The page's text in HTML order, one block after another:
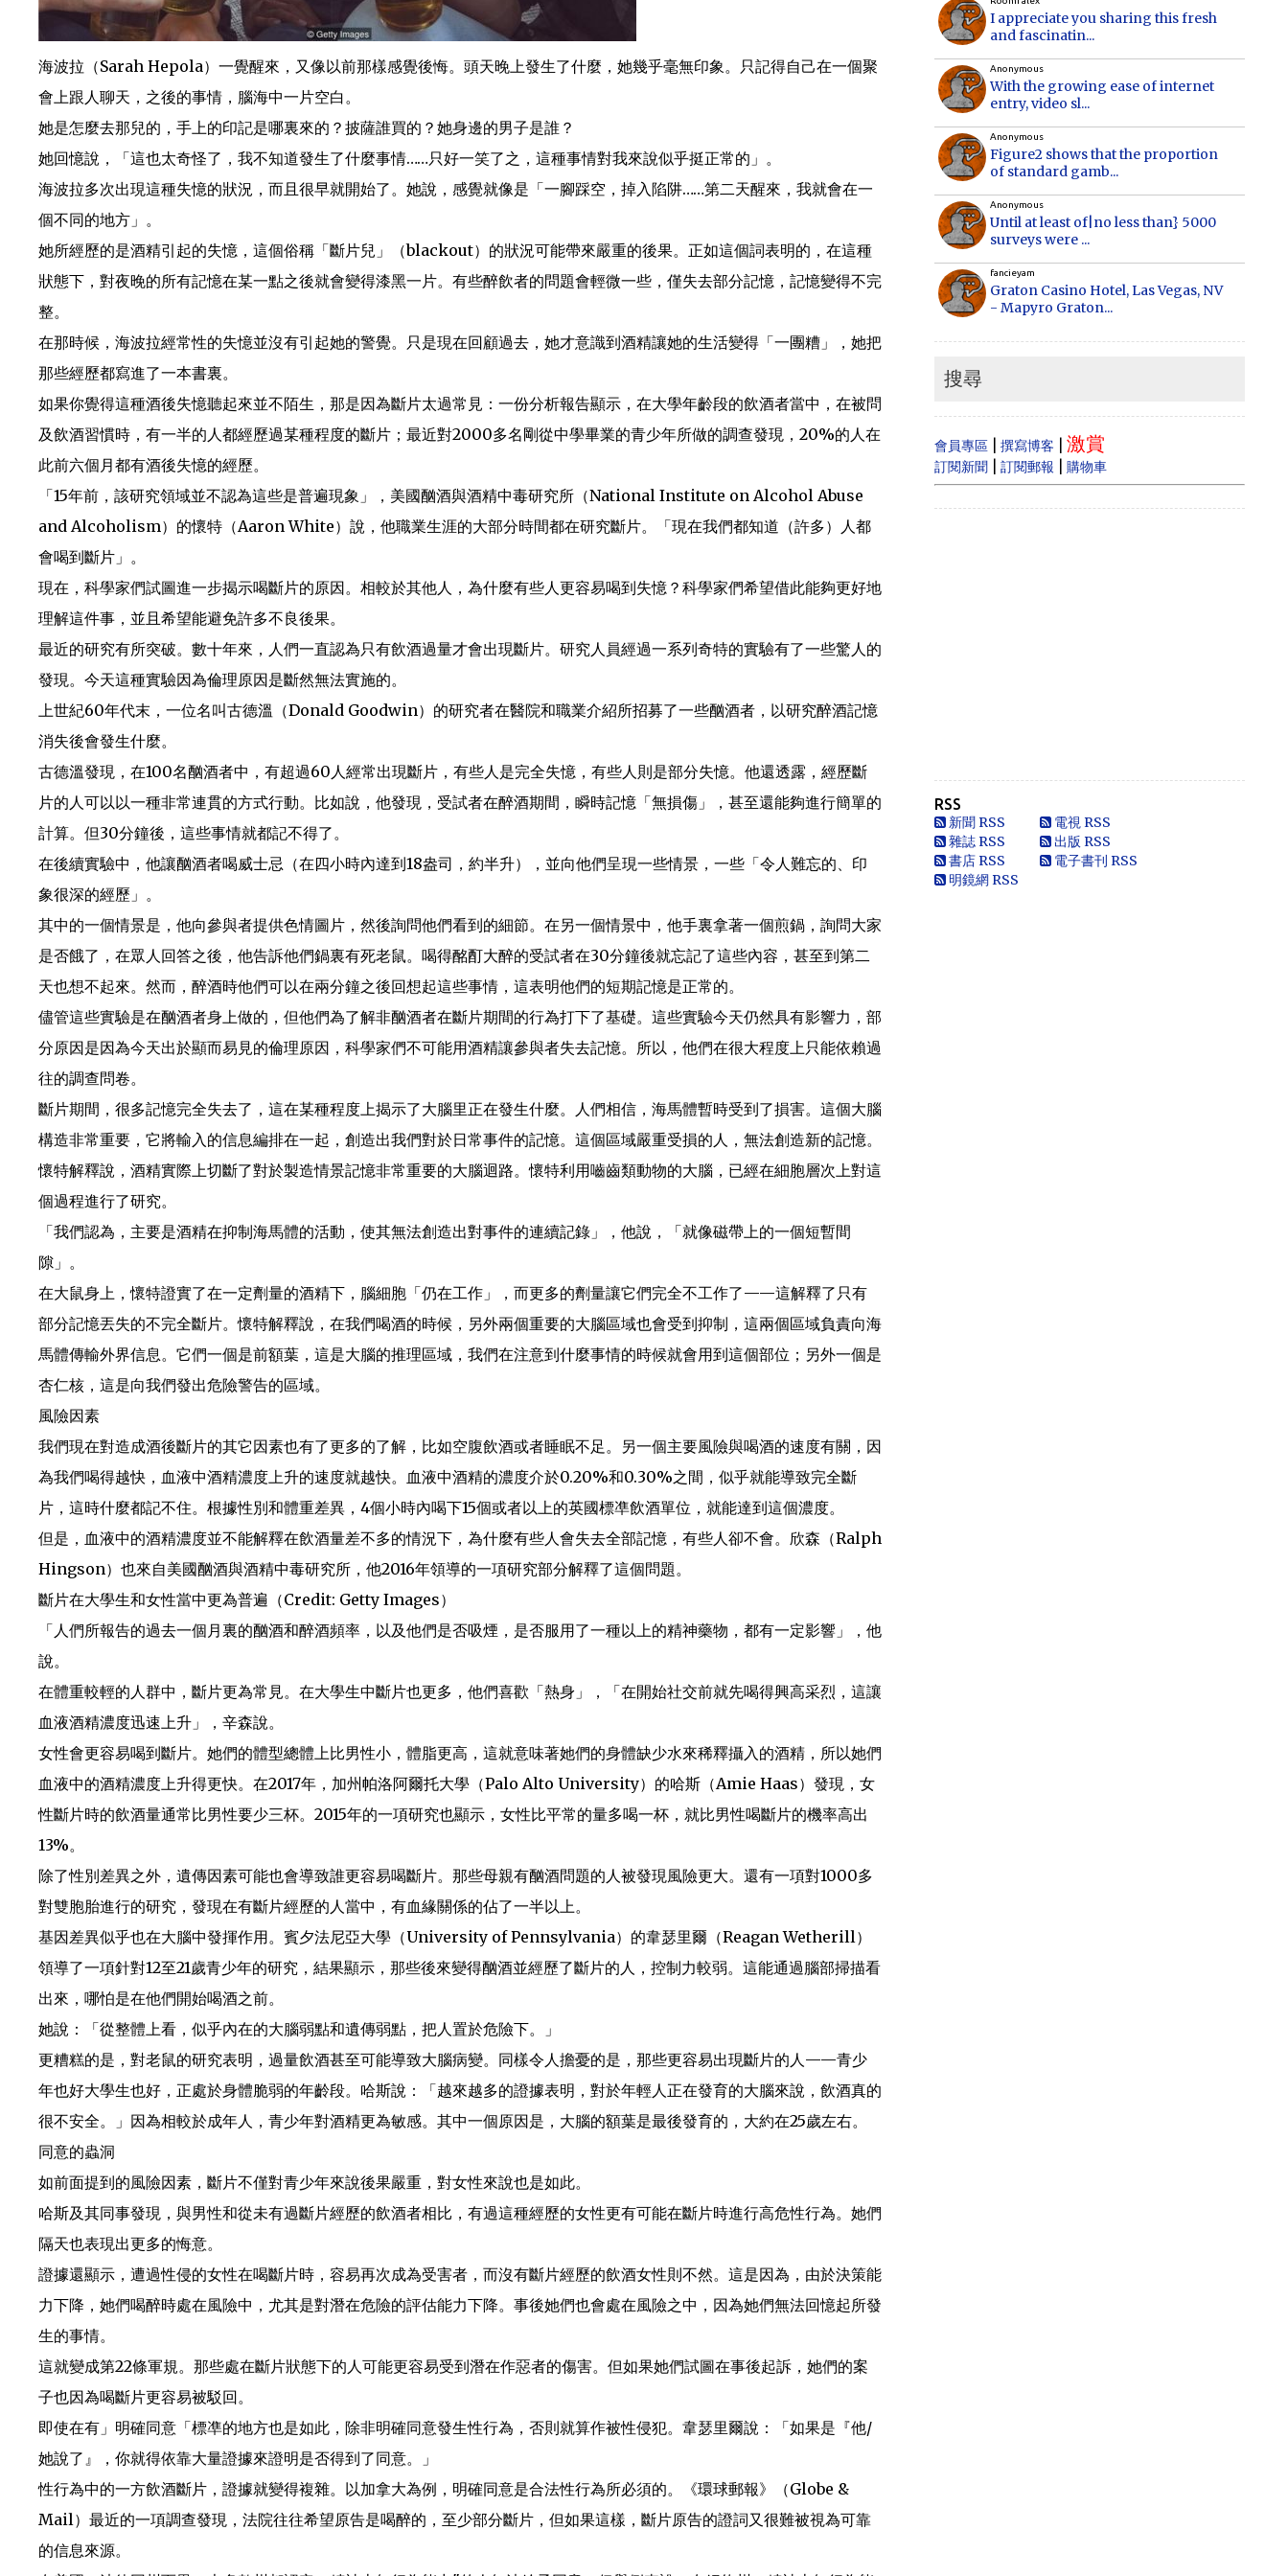
海波拉（Sarah Hepola）一覺醒來，又像以前那樣感覺後悔。頭天晚上發生了什麼，她幾乎毫無印象。只記得自己在一個聚
會上跟人聊天，之後的事情，腦海中一片空白。
她是怎麼去那兒的，手上的印記是哪裏來的？披薩誰買的？她身邊的男子是誰？
她回憶說，「這也太奇怪了，我不知道發生了什麼事情……只好一笑了之，這種事情對我來說似乎挺正常的」。
海波拉多次出現這種失憶的狀況，而且很早就開始了。她說，感覺就像是「一腳踩空，掉入陷阱……第二天醒來，我就會在一
個不同的地方」。
她所經歷的是酒精引起的失憶，這個俗稱「斷片兒」（blackout）的狀況可能帶來嚴重的後果。正如這個詞表明的，在這種
狀態下，對夜晚的所有記憶在某一點之後就會變得漆黑一片。有些醉飲者的問題會輕微一些，僅失去部分記憶，記憶變得不完
整。
在那時候，海波拉經常性的失憶並沒有引起她的警覺。只是現在回顧過去，她才意識到酒精讓她的生活變得「一團糟」，她把
那些經歷都寫進了一本書裏。
如果你覺得這種酒後失憶聽起來並不陌生，那是因為斷片太過常見：一份分析報告顯示，在大學年齡段的飲酒者當中，在被問
及飲酒習慣時，有一半的人都經歷過某種程度的斷片；最近對2000多名剛從中學畢業的青少年所做的調查發現，20%的人在
此前六個月都有酒後失憶的經歷。
「15年前，該研究領域並不認為這些是普遍現象」，美國酗酒與酒精中毒研究所（National Institute on Alcohol Abuse
and Alcoholism）的懷特（Aaron White）說，他職業生涯的大部分時間都在研究斷片。「現在我們都知道（許多）人都
會喝到斷片」。
現在，科學家們試圖進一步揭示喝斷片的原因。相較於其他人，為什麼有些人更容易喝到失憶？科學家們希望借此能夠更好地
理解這件事，並且希望能避免許多不良後果。
最近的研究有所突破。數十年來，人們一直認為只有飲酒過量才會出現斷片。研究人員經過一系列奇特的實驗有了一些驚人的
發現。今天這種實驗因為倫理原因是斷然無法實施的。
上世紀60年代末，一位名叫古德溫（Donald Goodwin）的研究者在醫院和職業介紹所招募了一些酗酒者，以研究醉酒記憶
消失後會發生什麼。
古德溫發現，在100名酗酒者中，有超過60人經常出現斷片，有些人是完全失憶，有些人則是部分失憶。他還透露，經歷斷
片的人可以以一種非常連貫的方式行動。比如說，他發現，受試者在醉酒期間，瞬時記憶「無損傷」，甚至還能夠進行簡單的
計算。但30分鐘後，這些事情就都記不得了。
在後續實驗中，他讓酗酒者喝威士忌（在四小時內達到18盎司，約半升），並向他們呈現一些情景，一些「令人難忘的、印
象很深的經歷」。
其中的一個情景是，他向參與者提供色情圖片，然後詢問他們看到的細節。在另一個情景中，他手裏拿著一個煎鍋，詢問大家
是否餓了，在眾人回答之後，他告訴他們鍋裏有死老鼠。喝得酩酊大醉的受試者在30分鐘後就忘記了這些內容，甚至到第二
天也想不起來。然而，醉酒時他們可以在兩分鐘之後回想起這些事情，這表明他們的短期記憶是正常的。
儘管這些實驗是在酗酒者身上做的，但他們為了解非酗酒者在斷片期間的行為打下了基礎。這些實驗今天仍然具有影響力，部
分原因是因為今天出於顯而易見的倫理原因，科學家們不可能用酒精讓參與者失去記憶。所以，他們在很大程度上只能依賴過
往的調查問卷。
斷片期間，很多記憶完全失去了，這在某種程度上揭示了大腦里正在發生什麼。人們相信，海馬體暫時受到了損害。這個大腦
構造非常重要，它將輸入的信息編排在一起，創造出我們對於日常事件的記憶。這個區域嚴重受損的人，無法創造新的記憶。
懷特解釋說，酒精實際上切斷了對於製造情景記憶非常重要的大腦迴路。懷特利用嚙齒類動物的大腦，已經在細胞層次上對這
個過程進行了研究。
「我們認為，主要是酒精在抑制海馬體的活動，使其無法創造出對事件的連續記錄」，他說，「就像磁帶上的一個短暫間
隙」。
在大鼠身上，懷特證實了在一定劑量的酒精下，腦細胞「仍在工作」，而更多的劑量讓它們完全不工作了——這解釋了只有
部分記憶丟失的不完全斷片。懷特解釋說，在我們喝酒的時候，另外兩個重要的大腦區域也會受到抑制，這兩個區域負責向海
馬體傳輸外界信息。它們一個是前額葉，這是大腦的推理區域，我們在注意到什麼事情的時候就會用到這個部位；另外一個是
杏仁核，這是向我們發出危險警告的區域。
風險因素
我們現在對造成酒後斷片的其它因素也有了更多的了解，比如空腹飲酒或者睡眠不足。另一個主要風險與喝酒的速度有關，因
為我們喝得越快，血液中酒精濃度上升的速度就越快。血液中酒精的濃度介於0.20%和0.30%之間，似乎就能導致完全斷
片，這時什麼都記不住。根據性別和體重差異，4個小時內喝下15個或者以上的英國標凖飲酒單位，就能達到這個濃度。
但是，血液中的酒精濃度並不能解釋在飲酒量差不多的情況下，為什麼有些人會失去全部記憶，有些人卻不會。欣森（Ralph
Hingson）也來自美國酗酒與酒精中毒研究所，他2016年領導的一項研究部分解釋了這個問題。
斷片在大學生和女性當中更為普遍（Credit: Getty Images）
「人們所報告的過去一個月裏的酗酒和醉酒頻率，以及他們是否吸煙，是否服用了一種以上的精神藥物，都有一定影響」，他
說。
在體重較輕的人群中，斷片更為常見。在大學生中斷片也更多，他們喜歡「熱身」，「在開始社交前就先喝得興高采烈，這讓
血液酒精濃度迅速上升」，辛森說。
女性會更容易喝到斷片。她們的體型總體上比男性小，體脂更高，這就意味著她們的身體缺少水來稀釋攝入的酒精，所以她們
血液中的酒精濃度上升得更快。在2017年，加州帕洛阿爾托大學（Palo Alto University）的哈斯（Amie Haas）發現，女
性斷片時的飲酒量通常比男性要少三杯。2015年的一項研究也顯示，女性比平常的量多喝一杯，就比男性喝斷片的機率高出
13%。
除了性別差異之外，遺傳因素可能也會導致誰更容易喝斷片。那些母親有酗酒問題的人被發現風險更大。還有一項對1000多
對雙胞胎進行的研究，發現在有斷片經歷的人當中，有血緣關係的佔了一半以上。
基因差異似乎也在大腦中發揮作用。賓夕法尼亞大學（University of Pennsylvania）的韋瑟里爾（Reagan Wetherill）
領導了一項針對12至21歲青少年的研究，結果顯示，那些後來變得酗酒並經歷了斷片的人，控制力較弱。這能通過腦部掃描看
出來，哪怕是在他們開始喝酒之前。
她說：「從整體上看，似乎內在的大腦弱點和遺傳弱點，把人置於危險下。」
更糟糕的是，對老鼠的研究表明，過量飲酒甚至可能導致大腦病變。同樣令人擔憂的是，那些更容易出現斷片的人——青少
年也好大學生也好，正處於身體脆弱的年齡段。哈斯說：「越來越多的證據表明，對於年輕人正在發育的大腦來說，飲酒真的
很不安全。」因為相較於成年人，青少年對酒精更為敏感。其中一個原因是，大腦的額葉是最後發育的，大約在25歲左右。
同意的蟲洞
如前面提到的風險因素，斷片不僅對青少年來說後果嚴重，對女性來說也是如此。
哈斯及其同事發現，與男性和從未有過斷片經歷的飲酒者相比，有過這種經歷的女性更有可能在斷片時進行高危性行為。她們
隔天也表現出更多的悔意。
證據還顯示，遭過性侵的女性在喝斷片時，容易再次成為受害者，而沒有斷片經歷的飲酒女性則不然。這是因為，由於決策能
力下降，她們喝醉時處在風險中，尤其是對潛在危險的評估能力下降。事後她們也會處在風險之中，因為她們無法回憶起所發
生的事情。
這就變成第22條軍規。那些處在斷片狀態下的人可能更容易受到潛在作惡者的傷害。但如果她們試圖在事後起訴，她們的案
子也因為喝斷片更容易被駁回。
即使在有」明確同意「標凖的地方也是如此，除非明確同意發生性行為，否則就算作被性侵犯。韋瑟里爾說：「如果是『他/
她說了』，你就得依靠大量證據來證明是否得到了同意。」
性行為中的一方飲酒斷片，證據就變得複雜。以加拿大為例，明確同意是合法性行為所必須的。《環球郵報》（Globe &
Mail）最近的一項調查發現，法院往往希望原告是喝醉的，至少部分斷片，但如果這樣，斷片原告的證詞又很難被視為可靠
的信息來源。
I appreciate you sharing this fresh
and fascinatin...
Anonymous
With the growing ease of internet
entry, video sl...
Anonymous
Figure2 shows that the proportion
of standard gamb...
Anonymous
Until at least of|no less than} 5000
surveys were ...
fancieyam
Graton Casino Hotel, Las Vegas, NV
- Mapyro Graton...
Anonymous
estate prices dram...
Anonymous
Anonymous
別太自信，自以為是華夏血統，可能只
是蒙人，看人看歷史要客觀些，不是前
朝無能，也用不了割.你還有看看這...
黄永南
搜尋
會員專區 撰寫博客 激賞
訂閱新聞 訂閱郵報 購物車
RSS
新聞 RSS
電視 RSS
雜誌 RSS
出版 RSS
書店 RSS
電子書刊 RSS
明鏡網 RSS